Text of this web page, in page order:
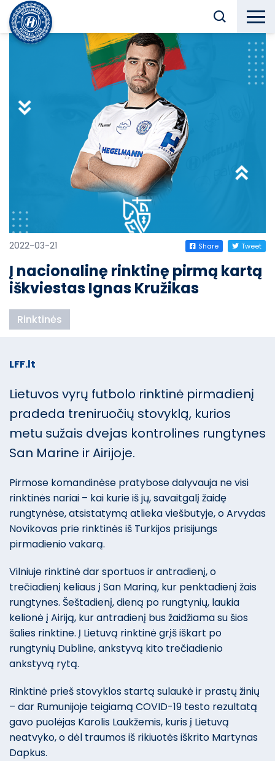
2022-03-21 Share Tweet
Į nacionalinę rinktinę pirmą kartą
iškviestas Ignas Kružikas
Rinktinės
LFF.lt
Lietuvos vyrų futbolo rinktinė pirmadienį
pradeda treniruočių stovyklą, kurios
metu sužais dvejas kontrolines rungtynes
San Marine ir Airijoje.
Pirmose komandinėse pratybose dalyvauja ne visi
rinktinės nariai – kai kurie iš jų, savaitgalį žaidę
rungtynėse, atsistatymą atlieka viešbutyje, o Arvydas
Novikovas prie rinktinės iš Turkijos prisijungs
pirmadienio vakarą.
Vilniuje rinktinė dar sportuos ir antradienį, o
trečiadienį keliaus į San Mariną, kur penktadienį žais
rungtynes. Šeštadienį, dieną po rungtynių, laukia
kelionė į Airiją, kur antradienį bus žaidžiama su šios
šalies rinktine. Į Lietuvą rinktinė grįš iškart po
rungtynių Dubline, ankstyvą kito trečiadienio
ankstyvą rytą.
Rinktinė prieš stovyklos startą sulaukė ir prastų žinių
– dar Rumunijoje teigiamą COVID-19 testo rezultatą
gavo puolėjas Karolis Laukžemis, kuris į Lietuvą
neatvyko, o dėl traumos iš rikiuotės iškrito Martynas
Dapkus.